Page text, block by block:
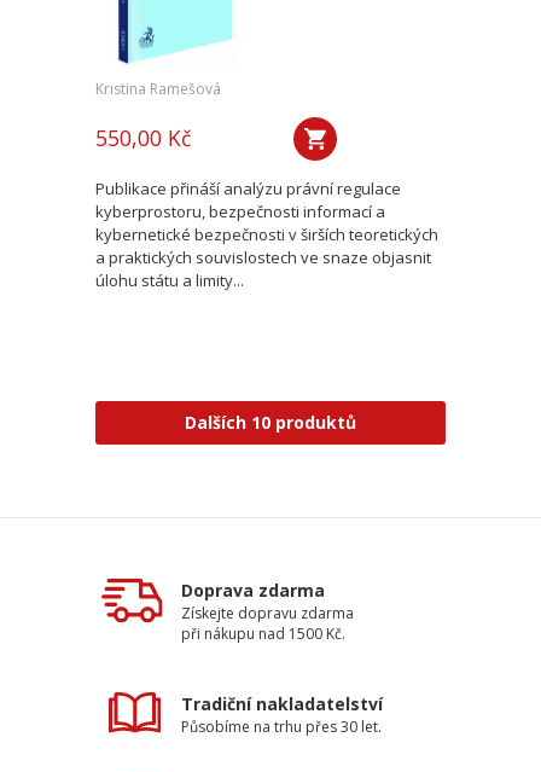
Kristina Ramešová
550,00 Kč
Publikace přináší analýzu právní regulace
kyberprostoru, bezpečnosti informací a
kybernetické bezpečnosti v širších teoretických
a praktických souvislostech ve snaze objasnit
úlohu státu a limity...
Dalších 10 produktů
Doprava zdarma
Získejte dopravu zdarma
při nákupu nad 1500 Kč.
Tradiční nakladatelství
Působíme na trhu přes 30 let.